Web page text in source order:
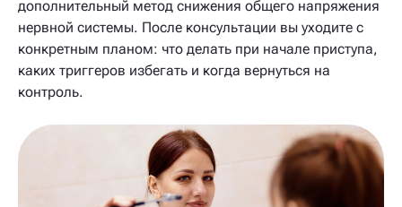
дополнительный метод снижения общего напряжения
нервной системы. После консультации вы уходите с
конкретным планом: что делать при начале приступа,
каких триггеров избегать и когда вернуться на
контроль.